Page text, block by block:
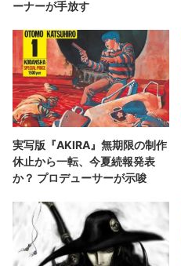
ーナーが手放す
実写版『AKIRA』無期限の制作
休止から一転、今夏続報発表
か？ プロデューサーが示唆